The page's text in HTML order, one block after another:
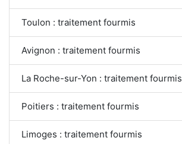
Toulon : traitement fourmis
Avignon : traitement fourmis
La Roche-sur-Yon : traitement fourmis
Poitiers : traitement fourmis
Limoges : traitement fourmis